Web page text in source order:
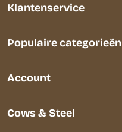
Klantenservice
Populaire categorieën
Account
Cows & Steel